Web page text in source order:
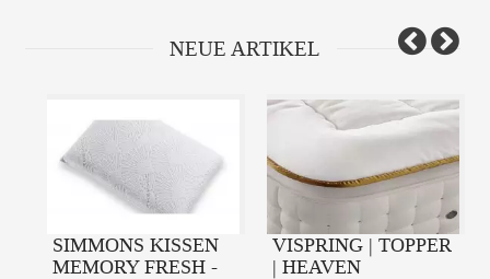
NEUE ARTIKEL
SIMMONS KISSEN
MEMORY FRESH -
VISPRING | TOPPER
| HEAVEN